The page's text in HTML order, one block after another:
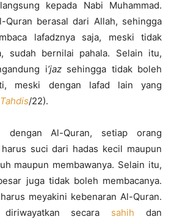
kepada Nabi Muhammad.
Quran berasal dari Allah, sehingga
lafadznya saja, meski tidak
sudah bernilai pahala. Selain itu,
i’jazsehingga tidak boleh
meski dengan lafad lain yang
/22).
dengan Al-Quran, setiap orang
suci dari hadas kecil maupun
maupun membawanya. Selain itu,
juga tidak boleh membacanya.
meyakini kebenaran Al-Quran.
secara sahih dan